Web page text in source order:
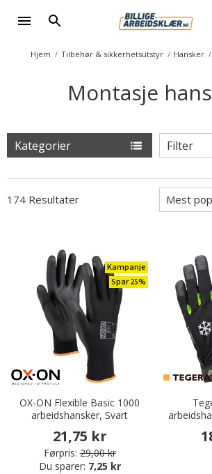
Hjem Tilbehør & sikkerhetsutstyr Hansker
Montasje
Kategorier Filter
174 Resultater
Kampanje
Spar 25%
OX-ON Flexible Basic 1000
arbeidshansker, Svart
21,75 kr
Førpris: 29,00 kr
Du sparer: 7,25 kr